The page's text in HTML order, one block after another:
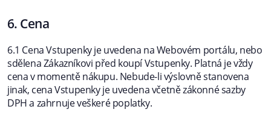
6. Cena
6.1 Cena Vstupenky je uvedena na Webovém portálu, nebo
sdělena Zákazníkovi před koupí Vstupenky. Platná je vždy
cena v momentě nákupu. Nebude-li výslovně stanovena
jinak, cena Vstupenky je uvedena včetně zákonné sazby
DPH a zahrnuje veškeré poplatky.